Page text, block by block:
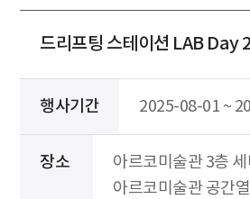
드리프팅 스테이션 LAB Day 2
행사기간 2025-08-01 ~
장소
아르코미술관 3층
아르코미술관 공간